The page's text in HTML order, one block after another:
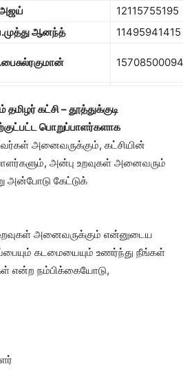
12115755195
ஆனந்த்
11495941415
15708500094
தமிழர் கட்சி – தூத்துக்குடி
பொறுப்பாளர்களாக
அனைவருக்கும், கட்சியின்
அன்பு உறவுகள் அனைவரும்
அன்போடு கேட்டுக்
உறவுகள் அனைவருக்கும் என்னுடைய
கடமையையும் உணர்ந்து நீங்கள்
என்ற நம்பிக்கையோடு,